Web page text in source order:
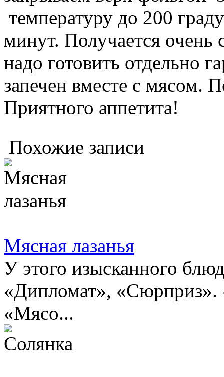
температуру до 200
минут. Получается
надо готовить отдельно
запечен вместе с мясом.
Приятного аппетита!
Похожие записи
Мясная лазанья
У этого изысканного
«Дипломат»,
«Мясо...